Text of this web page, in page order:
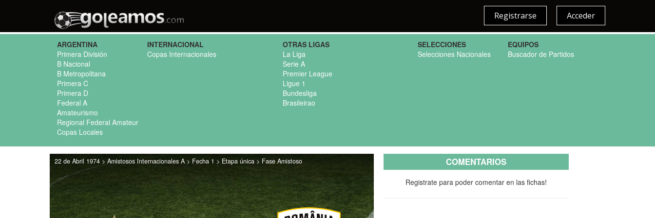
Acceder
Registrarse
ARGENTINA
Primera División
B Nacional
B Metropolitana
Primera C
Primera D
Federal A
Amateurismo
Regional Federal Amateur
Copas Locales
INTERNACIONAL
Copas Internacionales
OTRAS LIGAS
La Liga
Serie A
Premier League
Ligue 1
Bundesliga
Brasileirao
SELECCIONES
Selecciones Nacionales
EQUIPOS
Buscador de Partidos
22 de Abril 1974 > Amistosos Internacionales A > Fecha 1 > Etapa única > Fase Amistoso COMENTARIOS
Registrate para poder comentar en las fichas!